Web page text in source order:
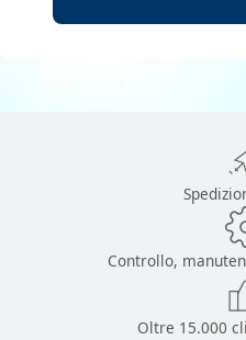
Controllo,
Oltre 15.000